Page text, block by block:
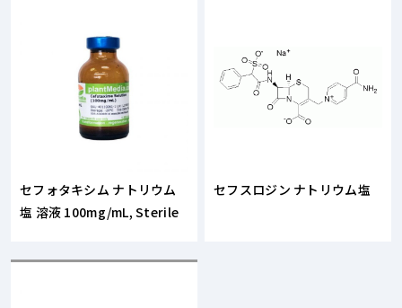
セフォタキシム ナトリウム
塩 溶液 100mg/mL, Sterile
セフスロジン ナトリウム塩